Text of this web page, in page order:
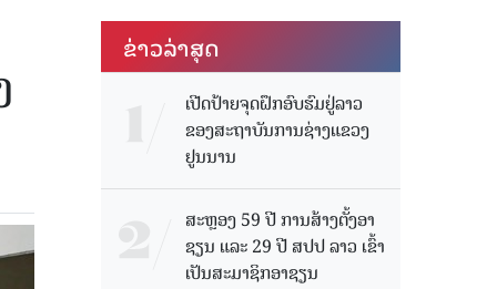
ຂ່າວ​ລ່າ​ສຸດ
ເປີດປ້າຍຈຸດຝຶກອົບຮົມຢູ່ລາວ
ຂອງສະຖາບັນການຊ່າງແຂວງ
ຢູນນານ
ສະຫຼອງ 59 ປີ ການສ້າງຕັ້ງອາ
ຊຽນ ແລະ 29 ປີ ສປປ ລາວ ເຂົ້າ
ເປັນສະມາຊິກອາຊຽນ